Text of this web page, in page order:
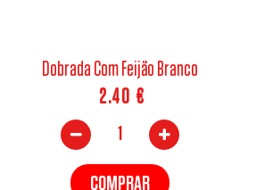
Dobrada Com Feijão Branco
2.40 €
COMPRAR